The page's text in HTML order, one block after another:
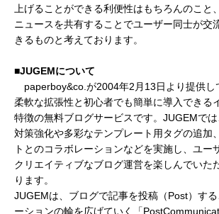
上げることができる利便性はもちろんのこと
ニュースを共有することでユーザー同士が交
きるものと考えております。
■JUGEMについて
paperboy&co.が2004年2月13日より提供し
柔軟な拡張性と初心者でも簡単に導入できる
特徴の無料ブログサービスです。JUGEMで
対策強化や多彩なテンプレート用タグの追加
トとのコラボレーションなどを実施し、ユー
クリエイティブなブログ運営を楽しんでいた
ります。
JUGEMは、ブログで記事を投稿（Post）す
ーションの輪を広げていく「